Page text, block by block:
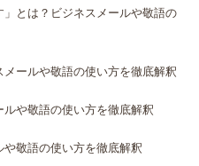
」とは？ビジネスメールや敬語の
メールや敬語の使い方を徹底解釈
ルや敬語の使い方を徹底解釈
や敬語の使い方を徹底解釈